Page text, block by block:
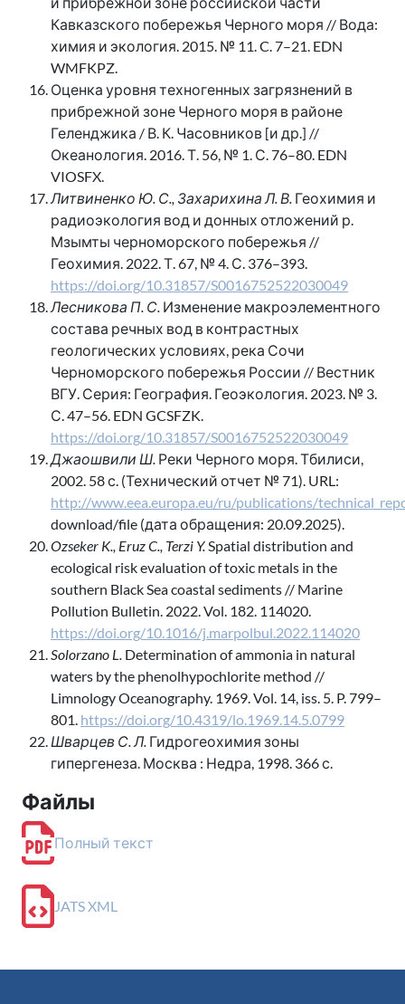
Кавказского побережья Черного моря // Вода:
химия и экология. 2015. № 11. C. 7–21. EDN
WMFKPZ.
Оценка уровня техногенных загрязнений в
прибрежной зоне Черного моря в районе
Геленджика / В. К. Часовников [и др.] //
Океанология. 2016. Т. 56, № 1. С. 76–80. EDN
VIOSFX.
Литвиненко Ю. С., Захарихина Л. В. Геохимия и
радиоэкология вод и донных отложений р.
Мзымты черноморского побережья //
Геохимия. 2022. Т. 67, № 4. С. 376–393.
https://doi.org/10.31857/S0016752522030049
Лесникова П. С. Изменение макроэлементного
состава речных вод в контрастных
геологических условиях, река Сочи
Черноморского побережья России // Вестник
ВГУ. Серия: География. Геоэкология. 2023. № 3.
С. 47–56. EDN GCSFZK.
https://doi.org/10.31857/S0016752522030049
Джаошвили Ш. Реки Черного моря. Тбилиси,
2002. 58 с. (Технический отчет № 71). URL:
http://www.eea.europa.eu/ru/publications/
download/file (дата обращения: 20.09.2025).
Ozseker K., Eruz C., Terzi Y.Spatial distribution and
ecological risk evaluation of toxic metals in the
southern Black Sea coastal sediments // Marine
Pollution Bulletin. 2022. Vol. 182. 114020.
https://doi.org/10.1016/j.marpolbul.2022.114020
Solorzano L. Determination of ammonia in natural
waters by the phenolhypochlorite method //
Limnology Oceanography. 1969. Vol. 14, iss. 5. P. 799–
801. https://doi.org/10.4319/lo.1969.14.5.0799
Шварцев С. Л. Гидрогеохимия зоны
гипергенеза. Москва : Недра, 1998. 366 с.
Файлы
Полный текст
JATS XML